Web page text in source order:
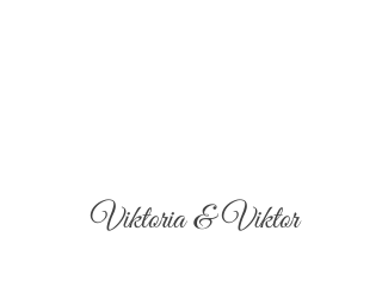
Viktoria & Viktor